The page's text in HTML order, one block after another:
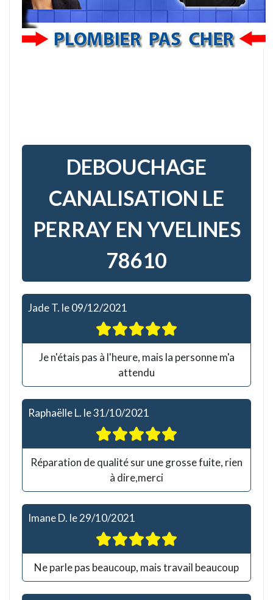
DEBOUCHAGE
CANALISATION LE
PERRAY EN YVELINES
78610
Jade T. le09/12/2021
Je n'étais pas à l'heure, mais la personne m'a
attendu
Raphaëlle L. le31/10/2021
Réparation de qualité sur une grosse fuite, rien
à dire,merci
Imane D. le29/10/2021
Ne parle pas beaucoup, mais travail beaucoup